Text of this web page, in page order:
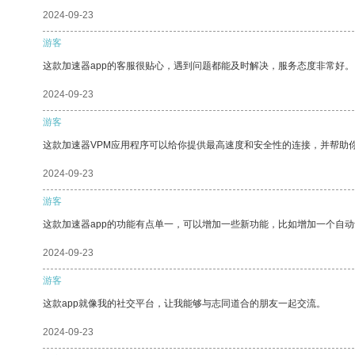
2024-09-23
游客
这款加速器app的客服很贴心，遇到问题都能及时解决，服务态度非常好。
2024-09-23
游客
这款加速器VPM应用程序可以给你提供最高速度和安全性的连接，并帮助
2024-09-23
游客
这款加速器app的功能有点单一，可以增加一些新功能，比如增加一个自
2024-09-23
游客
这款app就像我的社交平台，让我能够与志同道合的朋友一起交流。
2024-09-23